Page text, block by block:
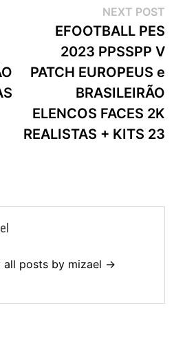
NEXT POST
EFOOTBALL PES
2023 PPSSPP V
PATCH EUROPEUS e
BRASILEIRÃO
ELENCOS FACES 2K
REALISTAS + KITS 23
all posts by mizael →